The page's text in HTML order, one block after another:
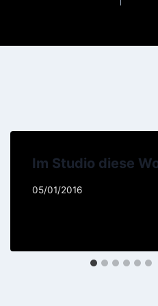
Im Studio diese
05/01/2016